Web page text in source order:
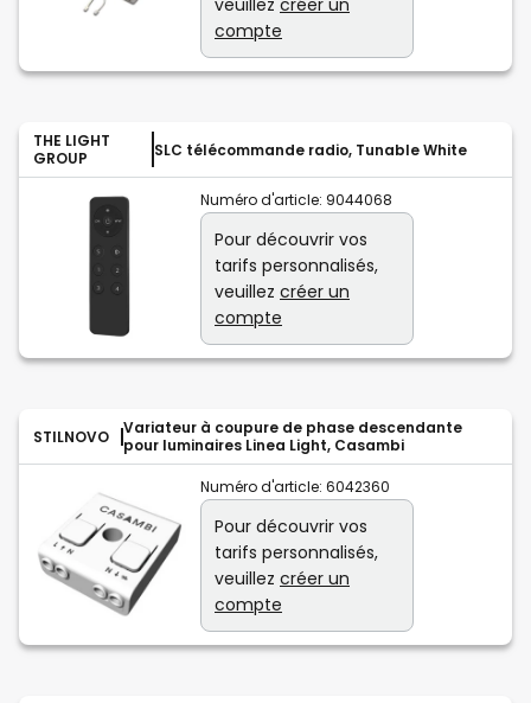
veuillez créer un
compte
THE LIGHT
GROUP
SLC télécommande radio, Tunable White
Numéro d'article: 9044068
Pour découvrir vos
tarifs personnalisés,
veuillez créer un
compte
STILNOVO
Variateur à coupure de phase descendante
pour luminaires Linea Light, Casambi
Numéro d'article: 6042360
Pour découvrir vos
tarifs personnalisés,
veuillez créer un
compte